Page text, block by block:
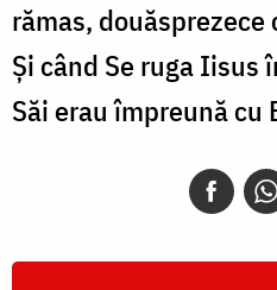
rămas,
Și când Se ruga Iisus
Săi erau împreună cu